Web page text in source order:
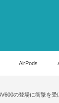
AirPods
の登場に衝撃を受